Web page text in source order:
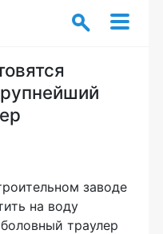
заводе
на воду
траулер